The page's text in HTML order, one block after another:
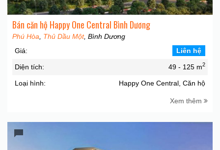
Bán căn hộ Happy One Central Bình Dương
Phú Hòa Thủ Dầu Một, Bình Dương
Giá:
Liên hệ
Diện tích: 49 - 125 m2
Loại hình: Happy One Central, Căn hộ
Xem thêm